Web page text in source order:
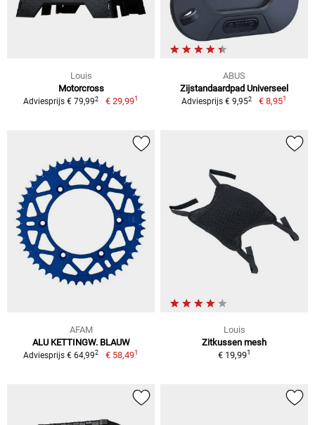
Louis
Motorcross
Adviesprijs € 79,992 € 29,991
ABUS
Zijstandaardpad Universeel
Adviesprijs € 9,952 € 8,951
AFAM
ALU KETTINGW. BLAUW
Adviesprijs € 64,992 € 58,491
Louis
Zitkussen mesh
€ 19,991